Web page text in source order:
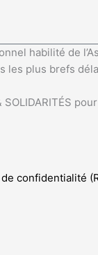
habilité de
les plus brefs
confidentialité